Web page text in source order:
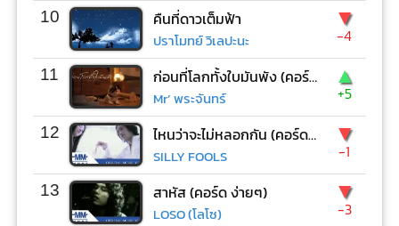
10 คืนที่ดาวเต็มฟ้า
ปราโมทย์ วิเลปะนะ
▼
-4
11 ก่อนที่โลกทั้งใบมันพัง (คอร์ด ง่ายๆ)
Mr’ พระจันทร์
▲
+5
12 ไหนว่าจะไม่หลอกกัน (คอร์ด ง่ายๆ)
SILLY FOOLS
▼
-1
13 สาหัส (คอร์ด ง่ายๆ)
LOSO (โลโซ)
▼
-3